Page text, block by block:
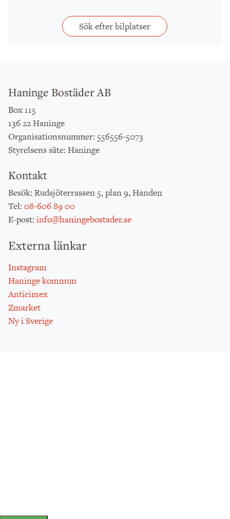
Sök efter bilplatser
Haninge Bostäder AB
Box 115
136 22 Haninge
Organisationsnummer: 556556-5073
Styrelsens säte: Haninge
Kontakt
Besök: Rudsjöterrassen 5, plan 9, Handen
Tel: 08-606 89 00
E-post: info@haningebostader.se
Externa länkar
Instagram
Haninge kommun
Anticimex
Zmarket
Ny i Sverige